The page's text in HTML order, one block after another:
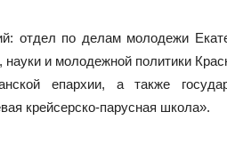
отдел по делам молодежи
науки и молодежной политики
епархии, а также
крейсерско-парусная школа».